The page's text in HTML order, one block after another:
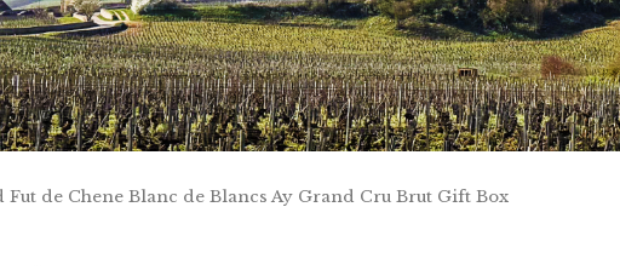
Fut de Chene Blanc de Blancs Ay Grand Cru Brut Gift Box